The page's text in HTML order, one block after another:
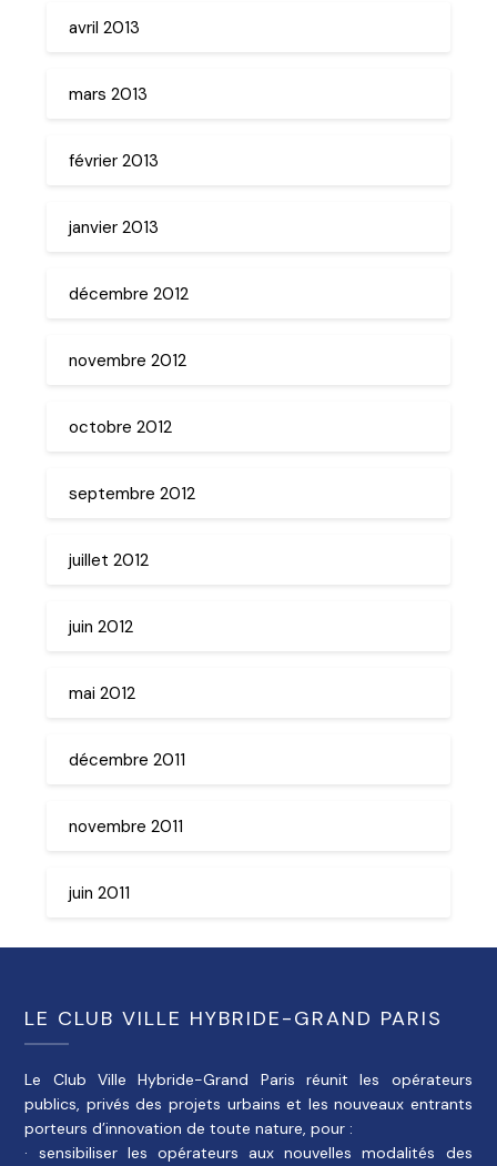
avril 2013
mars 2013
février 2013
janvier 2013
décembre 2012
novembre 2012
octobre 2012
septembre 2012
juillet 2012
juin 2012
mai 2012
décembre 2011
novembre 2011
juin 2011
LE CLUB VILLE HYBRIDE-GRAND PARIS
Le Club Ville Hybride-Grand Paris réunit les opérateurs
publics, privés des projets urbains et les nouveaux entrants
porteurs d’innovation de toute nature, pour :
· sensibiliser les opérateurs aux nouvelles modalités des